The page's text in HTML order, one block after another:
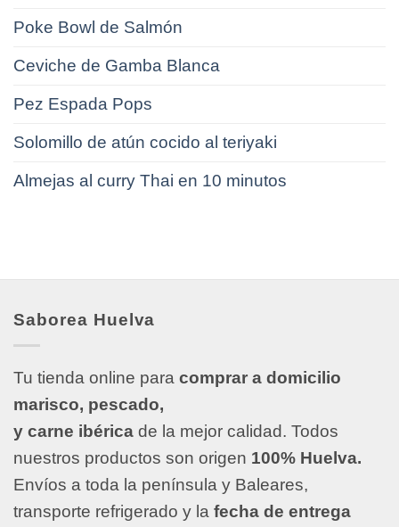
Poke Bowl de Salmón
Ceviche de Gamba Blanca
Pez Espada Pops
Solomillo de atún cocido al teriyaki
Almejas al curry Thai en 10 minutos
Saborea Huelva
Tu tienda online para comprar a domicilio
marisco, pescado,
y carne ibérica de la mejor calidad. Todos
nuestros productos son origen 100% Huelva.
Envíos a toda la península y Baleares,
transporte refrigerado y la fecha de entrega